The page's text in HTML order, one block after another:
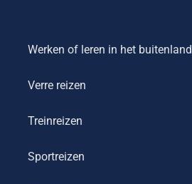
Werken of leren in het buitenland
Verre reizen
Treinreizen
Sportreizen